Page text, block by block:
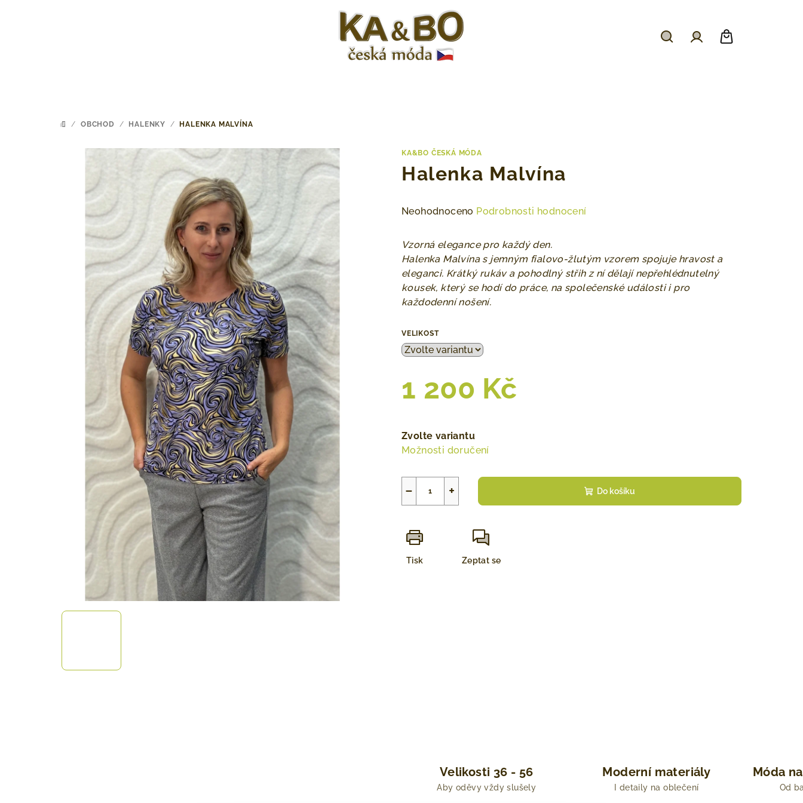
DOMŮ
/ OBCHOD / HALENKY / HALENKA MALVÍNA
KA&BO ČESKÁ MÓDA
Halenka Malvína
Průměrné
produktu
je
0,0
z
5
Neohodnoceno Podrobnosti hodnocení
Vzorná elegance pro každý den.
Halenka Malvína s jemným fialovo-žlutým vzorem spojuje hravost a
eleganci. Krátký rukáv a pohodlný střih z ní dělají nepřehlédnutelný
kousek, který se hodí do práce, na společenské události i pro
každodenní nošení.
VELIKOST
1 200 Kč
cena:
Zvolte variantu
Možnosti doručení
+
− Do košíku
Tisk Zeptat se
Velikosti 36 - 56
Aby oděvy vždy slušely
Moderní materiály
I detaily na oblečení
Móda
Od